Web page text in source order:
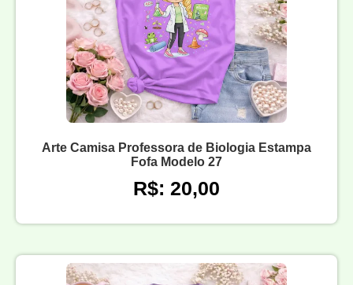
Arte Camisa Professora de Biologia Estampa
Fofa Modelo 27
R$: 20,00